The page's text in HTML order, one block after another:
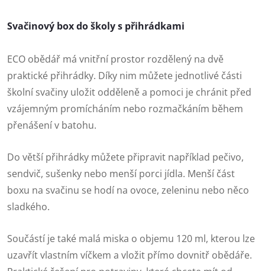
Svačinový box do školy s přihrádkami
ECO obědář má vnitřní prostor rozdělený na dvě
praktické přihrádky. Díky nim můžete jednotlivé části
školní svačiny uložit odděleně a pomoci je chránit před
vzájemným promícháním nebo rozmačkáním během
přenášení v batohu.
Do větší přihrádky můžete připravit například pečivo,
sendvič, sušenky nebo menší porci jídla. Menší část
boxu na svačinu se hodí na ovoce, zeleninu nebo něco
sladkého.
Součástí je také malá miska o objemu 120 ml, kterou lze
uzavřít vlastním víčkem a vložit přímo dovnitř obědáře.